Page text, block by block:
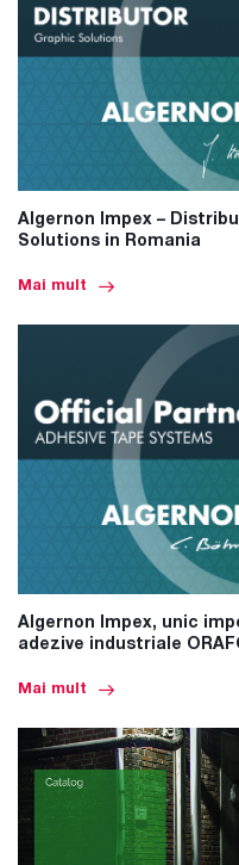
Algernon Impex –
Solutions in Romania
Mai mult
Algernon Impex, unic
adezive industriale
Mai mult